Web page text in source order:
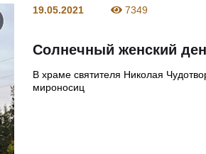
19.05.2021 7349
Солнечный женский
В храме святителя Николая
мироносиц